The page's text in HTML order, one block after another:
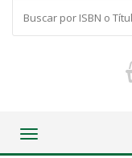
Toggle